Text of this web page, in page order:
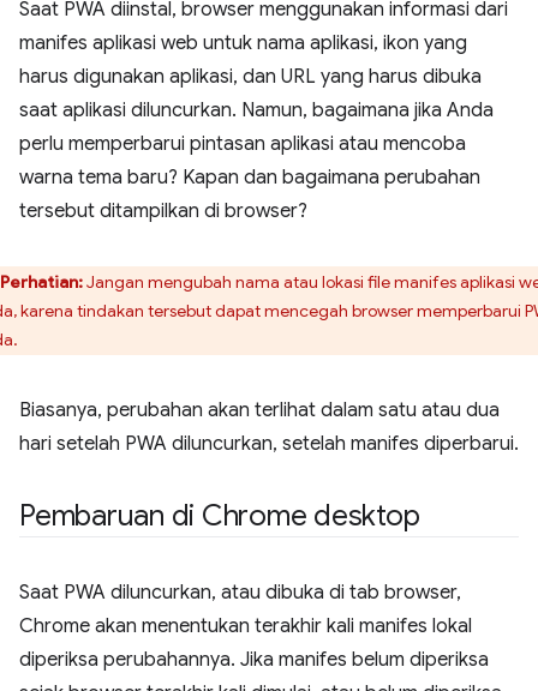
Saat PWA diinstal, browser menggunakan informasi dari
manifes aplikasi web untuk nama aplikasi, ikon yang
harus digunakan aplikasi, dan URL yang harus dibuka
saat aplikasi diluncurkan. Namun, bagaimana jika Anda
perlu memperbarui pintasan aplikasi atau mencoba
warna tema baru? Kapan dan bagaimana perubahan
tersebut ditampilkan di browser?
Perhatian:Jangan mengubah nama atau lokasi file manifes aplikasi
karena tindakan tersebut dapat mencegah browser memperbarui
Biasanya, perubahan akan terlihat dalam satu atau dua
hari setelah PWA diluncurkan, setelah manifes diperbarui.
Pembaruan di Chrome desktop
Saat PWA diluncurkan, atau dibuka di tab browser,
Chrome akan menentukan terakhir kali manifes lokal
diperiksa perubahannya. Jika manifes belum diperiksa